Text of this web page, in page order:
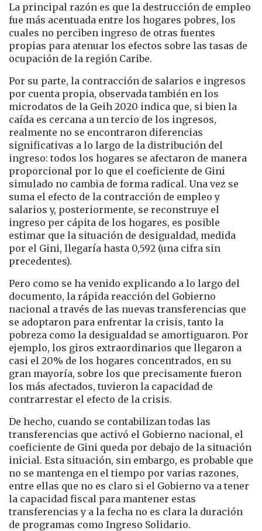
La principal razón es que la destrucción de empleo
fue más acentuada entre los hogares pobres, los
cuales no perciben ingreso de otras fuentes
propias para atenuar los efectos sobre las tasas de
ocupación de la región Caribe.
Por su parte, la contracción de salarios e ingresos
por cuenta propia, observada también en los
microdatos de la Geih 2020 indica que, si bien la
caída es cercana a un tercio de los ingresos,
realmente no se encontraron diferencias
significativas a lo largo de la distribución del
ingreso: todos los hogares se afectaron de manera
proporcional por lo que el coeficiente de Gini
simulado no cambia de forma radical. Una vez se
suma el efecto de la contracción de empleo y
salarios y, posteriormente, se reconstruye el
ingreso per cápita de los hogares, es posible
estimar que la situación de desigualdad, medida
por el Gini, llegaría hasta 0,592 (una cifra sin
precedentes).
Pero como se ha venido explicando a lo largo del
documento, la rápida reacción del Gobierno
nacional a través de las nuevas transferencias que
se adoptaron para enfrentar la crisis, tanto la
pobreza como la desigualdad se amortiguaron. Por
ejemplo, los giros extraordinarios que llegaron a
casi el 20% de los hogares concentrados, en su
gran mayoría, sobre los que precisamente fueron
los más afectados, tuvieron la capacidad de
contrarrestar el efecto de la crisis.
De hecho, cuando se contabilizan todas las
transferencias que activó el Gobierno nacional, el
coeficiente de Gini queda por debajo de la situación
inicial. Esta situación, sin embargo, es probable que
no se mantenga en el tiempo por varias razones,
entre ellas que no es claro si el Gobierno va a tener
la capacidad fiscal para mantener estas
transferencias y a la fecha no es clara la duración
de programas como Ingreso Solidario.